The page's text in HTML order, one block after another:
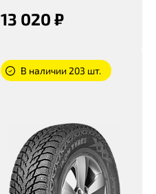
13 020 ₽
В наличии 203 шт.